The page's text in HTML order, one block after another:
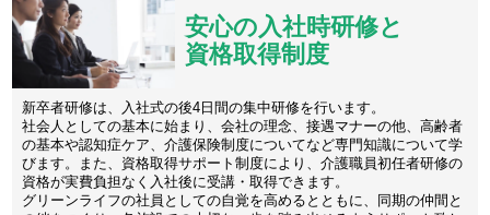
安心の入社時研修と
資格取得制度
新卒者研修は、入社式の後4日間の集中研修を行います。
社会人としての基本に始まり、会社の理念、接遇マナーの他、高齢者
の基本や認知症ケア、介護保険制度についてなど専門知識について学
びます。また、資格取得サポート制度により、介護職員初任者研修の
資格が実費負担なく入社後に受講・取得できます。
グリーンライフの社員としての自覚を高めるとともに、同期の仲間と